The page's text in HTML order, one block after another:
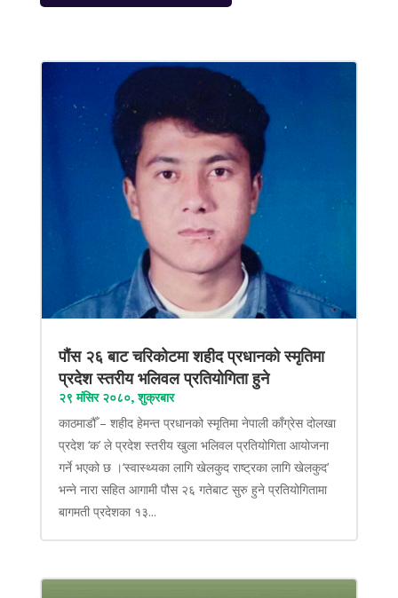
पौंस २६ बाट चरिकोटमा शहीद प्रधानको स्मृतिमा
प्रदेश स्तरीय भलिवल प्रतियोगिता हुने
२९ मंसिर २०८०, शुक्रबार
काठमाडौँ – शहीद हेमन्त प्रधानको स्मृतिमा नेपाली काँग्रेस दोलखा
प्रदेश ‘क’ ले प्रदेश स्तरीय खुला भलिवल प्रतियोगिता आयोजना
गर्ने भएको छ ।‘स्वास्थ्यका लागि खेलकुद राष्ट्रका लागि खेलकुद’
भन्ने नारा सहित आगामी पौस २६ गतेबाट सुरु हुने प्रतियोगितामा
बागमती प्रदेशका १३...